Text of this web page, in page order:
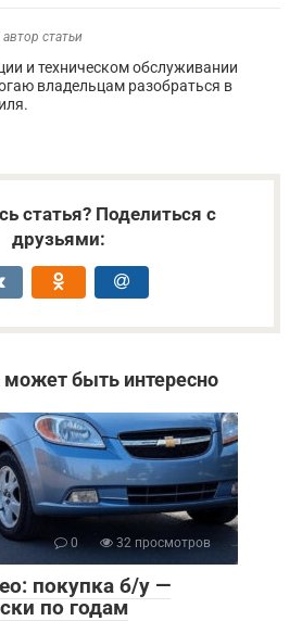
статьи
и техническом обслуживании
владельцам разобраться в
статья? Поделиться с
друзьями:
быть интересно
0 32 просмотров
покупка б/у —
по годам